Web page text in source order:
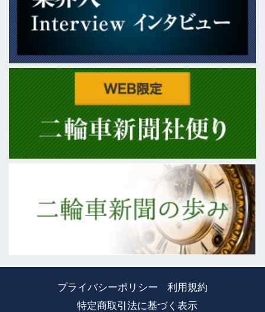
プライバシーポリシー
利用規約
特定商取引法に基づく表示